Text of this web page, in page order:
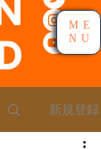
ME
NU
新規登録